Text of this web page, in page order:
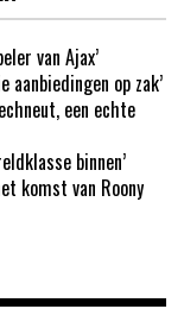
van Ajax’
op zak’
een echte
binnen’
komst van Roony